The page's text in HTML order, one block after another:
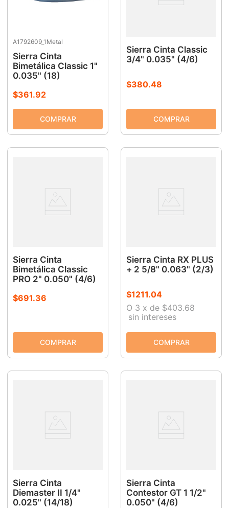
A1792609_1Metal
Sierra Cinta
Bimetálica Classic 1"
0.035" (18)
$361.92
Sierra Cinta Classic
3/4" 0.035" (4/6)
$380.48
Sierra Cinta
Bimetálica Classic
PRO 2" 0.050" (4/6)
$691.36
Sierra Cinta RX PLUS
+ 2 5/8" 0.063" (2/3)
$1211.04
O 3 x de $403.68
sin intereses
Sierra Cinta
Diemaster II 1/4"
0.025" (14/18)
Sierra Cinta
Contestor GT 1 1/2"
0.050" (4/6)